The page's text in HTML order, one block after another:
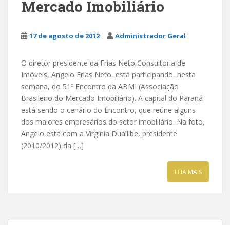
Mercado Imobiliário
17 de agosto de 2012 Administrador Geral
O diretor presidente da Frias Neto Consultoria de
Imóveis, Angelo Frias Neto, está participando, nesta
semana, do 51º Encontro da ABMI (Associação
Brasileiro do Mercado Imobiliário). A capital do Paraná
está sendo o cenário do Encontro, que reúne alguns
dos maiores empresários do setor imobiliário. Na foto,
Angelo está com a Virgínia Duailibe, presidente
(2010/2012) da […]
LEIA MAIS